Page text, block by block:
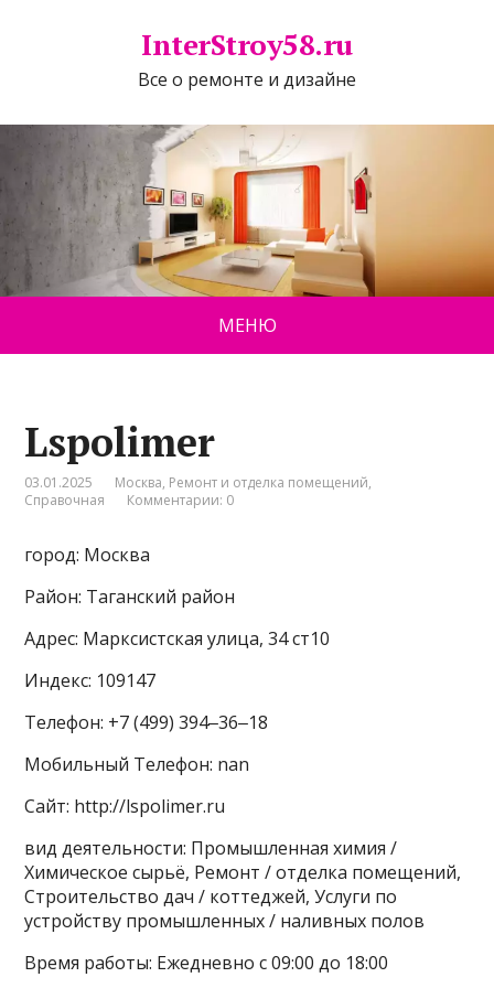
InterStroy58.ru
Все о ремонте и дизайне
МЕНЮ
Lspolimer
03.01.2025 Москва, Ремонт и отделка помещений,
Справочная
Комментарии: 0
город: Москва
Район: Таганский район
Адрес: Марксистская улица, 34 ст10
Индекс: 109147
Телефон: +7 (499) 394‒36‒18
Мобильный Телефон: nan
Сайт: http://lspolimer.ru
вид деятельности: Промышленная химия /
Химическое сырьё, Ремонт / отделка помещений,
Строительство дач / коттеджей, Услуги по
устройству промышленных / наливных полов
Время работы: Ежедневно с 09:00 до 18:00